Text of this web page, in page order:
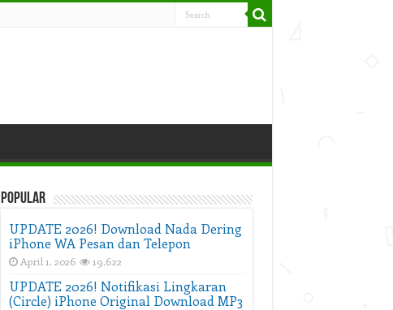
Popular
UPDATE 2026! Download Nada Dering
iPhone WA Pesan dan Telepon
April 1, 2026 19,622
UPDATE 2026! Notifikasi Lingkaran
(Circle) iPhone Original Download MP3